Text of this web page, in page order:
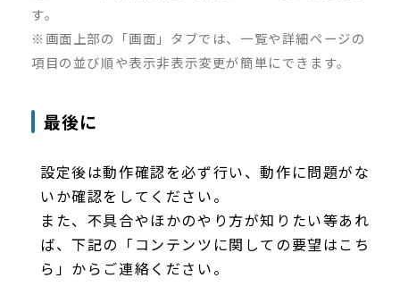
す。
※画面上部の「画面」タブでは、一覧や詳細ページの
項目の並び順や表示非表示変更が簡単にできます。
最後に
設定後は動作確認を必ず行い、動作に問題がな
いか確認をしてください。
また、不具合やほかのやり方が知りたい等あれ
ば、下記の「コンテンツに関しての要望はこち
ら」からご連絡ください。